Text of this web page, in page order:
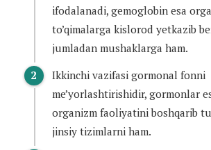
ifodalanadi, gemoglobin esa
to’qimalarga kislorod yetkazib
jumladan mushaklarga ham.
Ikkinchi vazifasi gormonal fonni
me’yorlashtirishidir, gormonlar
organizm faoliyatini boshqarib
jinsiy tizimlarni ham.